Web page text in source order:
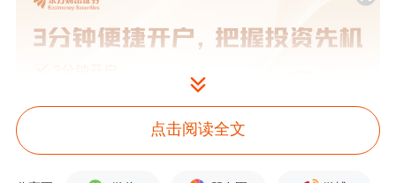
点击阅读全文